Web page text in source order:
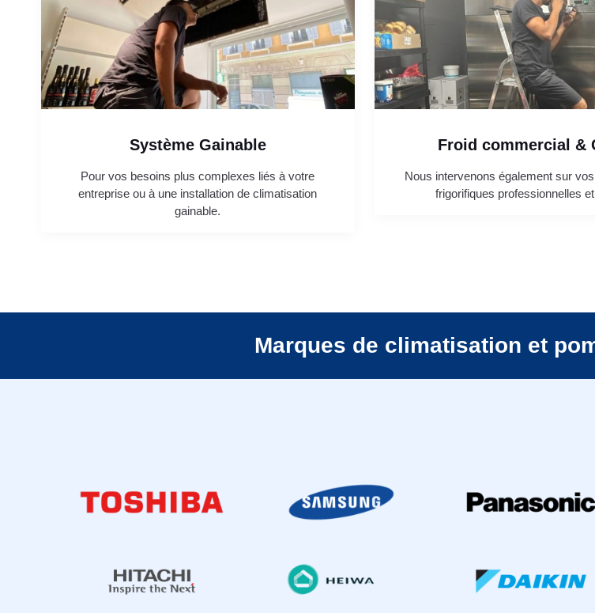
Système Gainable
Pour vos besoins plus complexes liés à votre
entreprise ou à une installation de climatisation
gainable.
Froid commercial &
Nous intervenons également sur
frigorifiques professionnelles
Marques de climatisation et